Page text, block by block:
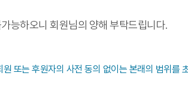
능하오니 회원님의 양해 부탁드립니다.
또는 후원자의 사전 동의 없이는 본래의 범위를